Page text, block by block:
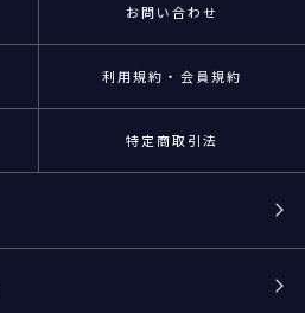
お問い合わせ
利用規約・会員規約
特定商取引法